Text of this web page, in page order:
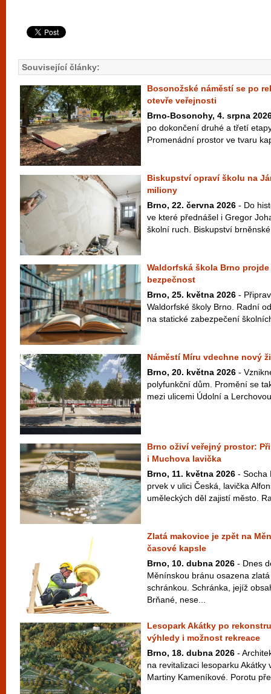
Související články:
Bosonožské náměstí se po
otevře veřejnosti
Brno-Bosonohy, 4. srpna
po dokončení druhé a třetí
Promenádní prostor ve tvaru
Biskupství opraví školu na
miliony
Brno, 22. června 2026 - Do
ve které přednášel i Gregor
školní ruch. Biskupství
Waldorfská škola Brno
bezpečnost
Brno, 25. května 2026 -
Waldorfské školy Brno. Radní
na statické zabezpečení
Náměstí Míru vdechne nový
Brno, 20. května 2026 -
polyfunkční dům. Promění se
mezi ulicemi Údolní a
Brno oživí veřejný prostor:
i Muchova lavička
Brno, 11. května 2026 - Socha
prvek v ulici Česká, lavička
uměleckých děl zajistí město.
Zlatá makovice je zpět na
časové kapsle
Brno, 10. dubna 2026 - Dnes
Měnínskou bránu osazena
schránkou. Schránka, jejíž
Brňané, nese...
Lesopark Akátky po
výhledy i možnost rekreace
Brno, 18. dubna 2026 -
na revitalizaci lesoparku Akátky
Martiny Kameníkové. Porotu